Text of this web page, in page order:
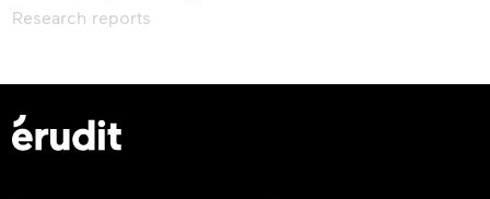
Research reports